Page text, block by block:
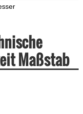
Maßstab